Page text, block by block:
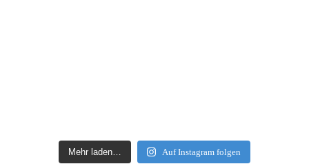
Mehr laden… Auf Instagram folgen